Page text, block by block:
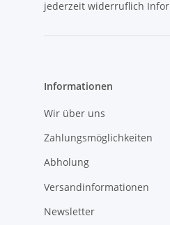
jederzeit widerruflich
Informationen
Wir über uns
Zahlungsmöglichkeiten
Abholung
Versandinformationen
Newsletter